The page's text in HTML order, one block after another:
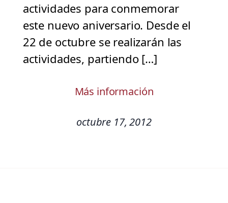
actividades para conmemorar
este nuevo aniversario. Desde el
22 de octubre se realizarán las
actividades, partiendo […]
Más información
octubre 17, 2012